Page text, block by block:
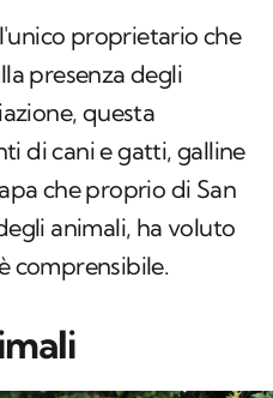
proprietario che
presenza degli
questa
di cani e gatti, galline
che proprio di San
animali, ha voluto
comprensibile.